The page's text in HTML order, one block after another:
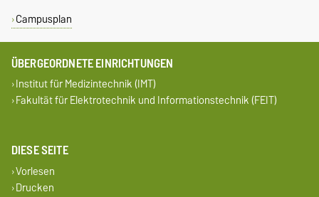
Campusplan
ÜBERGEORDNETE EINRICHTUNGEN
Institut für Medizintechnik (IMT)
Fakultät für Elektrotechnik und Informationstechnik (FEIT)
DIESE SEITE
Vorlesen
Drucken